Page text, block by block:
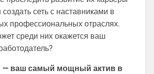
сеть с наставниками в
профессиональных отраслях.
среди них окажется ваш
— ваш самый мощный актив в